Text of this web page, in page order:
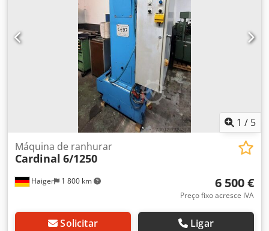
1 / 5
Haiger 1 800 km
Máquina de ranhurar
Cardinal 6/1250
6 500 €
Preço fixo acresce IVA
Solicitar Ligar